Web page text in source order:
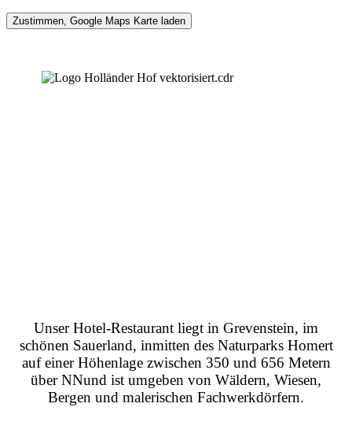
Unser Hotel-Restaurant liegt in Grevenstein, im
schönen Sauerland, inmitten des Naturparks Homert
auf einer Höhenlage zwischen 350 und 656 Metern
über NNund ist umgeben von Wäldern, Wiesen,
Bergen und malerischen Fachwerkdörfern.